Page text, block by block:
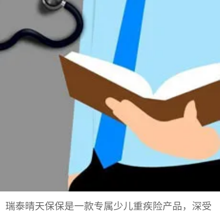
瑞泰晴天保保是一款专属少儿重疾险产品，深受